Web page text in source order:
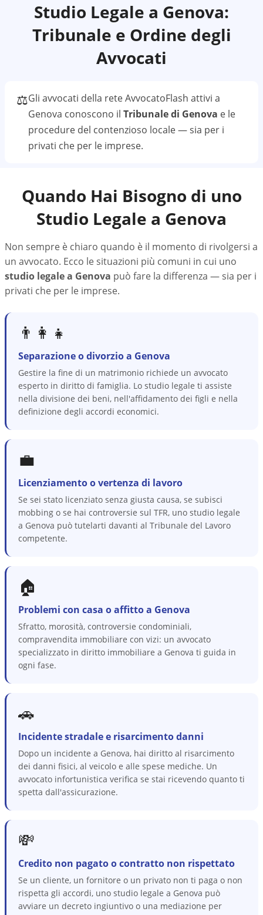
Studio Legale a Genova:
Tribunale e Ordine degli
Avvocati
⚖️Gli avvocati della rete AvvocatoFlash attivi a
Genova conoscono il Tribunale di Genova e le
procedure del contenzioso locale — sia per i
privati che per le imprese.
Quando Hai Bisogno di uno
Studio Legale a Genova
Non sempre è chiaro quando è il momento di rivolgersi a
un avvocato. Ecco le situazioni più comuni in cui uno
studio legale a Genova può fare la differenza — sia per i
privati che per le imprese.
👨‍👩‍👧
Separazione o divorzio a Genova
Gestire la fine di un matrimonio richiede un avvocato
esperto in diritto di famiglia. Lo studio legale ti assiste
nella divisione dei beni, nell'affidamento dei figli e nella
definizione degli accordi economici.
💼
Licenziamento o vertenza di lavoro
Se sei stato licenziato senza giusta causa, se subisci
mobbing o se hai controversie sul TFR, uno studio legale
a Genova può tutelarti davanti al Tribunale del Lavoro
competente.
🏠
Problemi con casa o affitto a Genova
Sfratto, morosità, controversie condominiali,
compravendita immobiliare con vizi: un avvocato
specializzato in diritto immobiliare a Genova ti guida in
ogni fase.
🚗
Incidente stradale e risarcimento danni
Dopo un incidente a Genova, hai diritto al risarcimento
dei danni fisici, al veicolo e alle spese mediche. Un
avvocato infortunistica verifica se stai ricevendo quanto ti
spetta dall'assicurazione.
💸
Credito non pagato o contratto non rispettato
Se un cliente, un fornitore o un privato non ti paga o non
rispetta gli accordi, uno studio legale a Genova può
avviare un decreto ingiuntivo o una mediazione per